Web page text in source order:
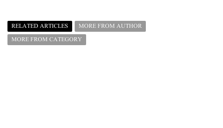
RELATED ARTICLES
MORE FROM AUTHOR
MORE FROM CATEGORY